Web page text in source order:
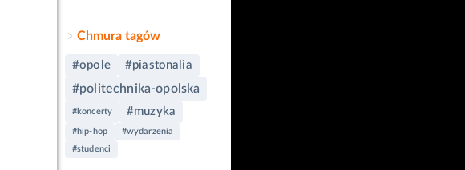
Chmura tagów
#opole #piastonalia
#politechnika-opolska
#koncerty #muzyka
#hip-hop
#wydarzenia
#studenci